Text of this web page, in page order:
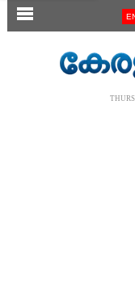
SECTIONS